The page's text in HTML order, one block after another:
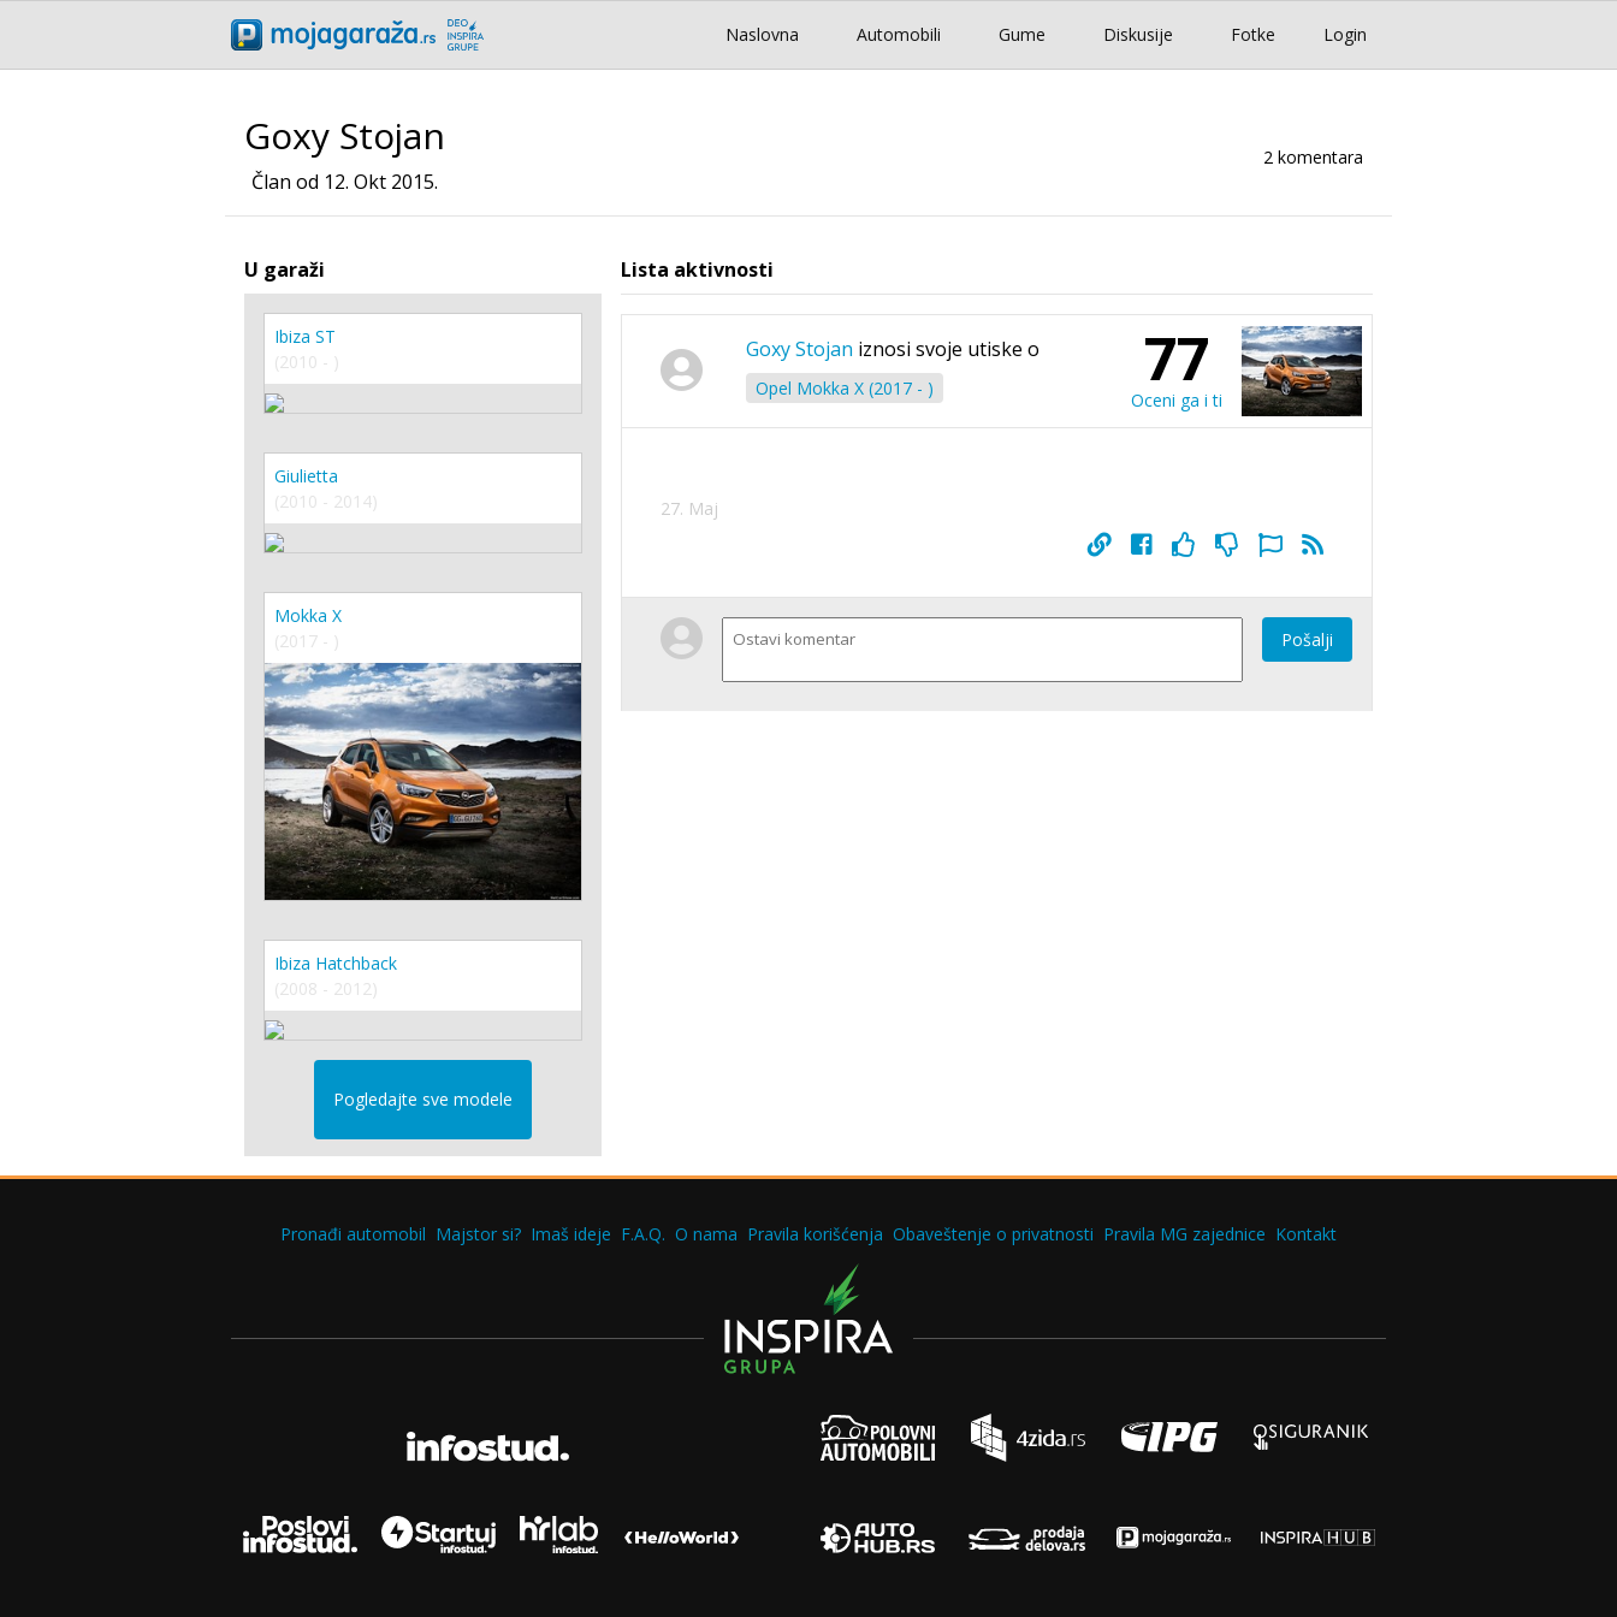
Login
Naslovna Automobili Gume Diskusije Fotke
Goxy Stojan
Član od 12. Okt 2015.
2 komentara
U garaži
Ibiza ST
(2010 - )
Giulietta
(2010 - 2014)
Mokka X
(2017 - )
Ibiza Hatchback
(2008 - 2012)
Pogledajte sve modele
Lista aktivnosti
Goxy Stojan iznosi svoje utiske o
Opel Mokka X (2017 - ) 77
Oceni ga i ti
27. Maj
Pošalji
Pronađi automobil Majstor si? Imaš ideje F.A.Q. O nama Pravila korišćenja Obaveštenje o privatnosti Pravila MG zajednice Kontakt